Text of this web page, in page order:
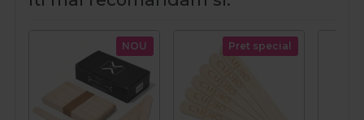
NOU Pret special